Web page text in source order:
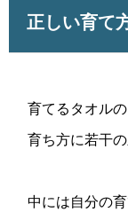
正しい育て
育てるタオル
育ち方に若干
中には自分の